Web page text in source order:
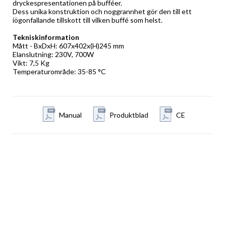
dryckespresentationen på bufféer.
Dess unika konstruktion och noggrannhet gör den till ett
iögonfallande tillskott till vilken buffé som helst.
Tekniskinformation
Mått - BxDxH: 607x402x(H)245 mm
Elanslutning: 230V, 700W
Vikt: 7,5 Kg
Temperaturområde: 35-85 °C
Manual Produktblad CE